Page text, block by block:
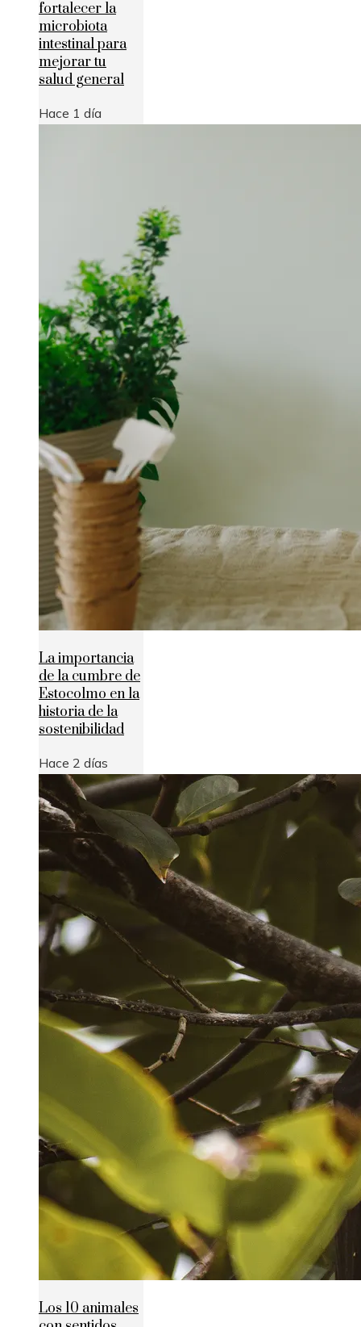
fortalecer la
microbiota
intestinal para
mejorar tu
salud general
Hace 1 día
La importancia
de la cumbre de
Estocolmo en la
historia de la
sostenibilidad
Hace 2 días
Los 10 animales